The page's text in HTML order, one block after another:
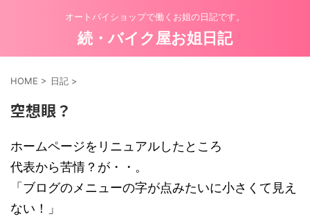
オートバイショップで働くお姐の日記です。
続・バイク屋お姐日記
HOME > 日記 >
空想眼？
ホームページをリニュアルしたところ
代表から苦情？が・・。
「ブログのメニューの字が点みたいに小さくて見え
ない！」